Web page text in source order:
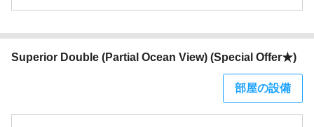
Superior Double (Partial Ocean View) (Special Offer★)
部屋の設備